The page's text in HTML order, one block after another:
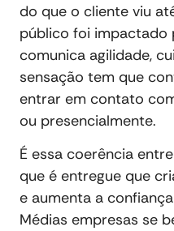
do que o cliente viu
público foi impactado
comunica agilidade,
sensação tem que
entrar em contato
ou presencialmente.
É essa coerência
que é entregue que
e aumenta a
Médias empresas se